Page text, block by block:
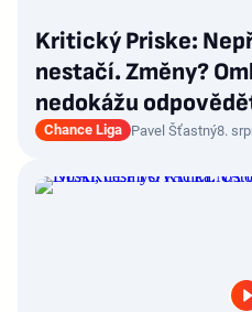
Kritický Priske:
nestačí. Změny?
nedokážu
Chance Liga Pavel Šťastný8.